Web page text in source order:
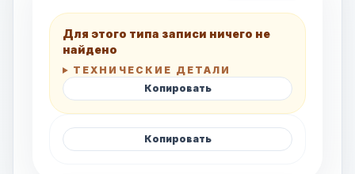
Для этого типа записи ничего не
найдено
ТЕХНИЧЕСКИЕ ДЕТАЛИ
Копировать
Копировать